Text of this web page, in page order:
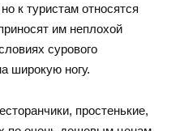
к туристам относятся
им неплохой
сурового
широкую ногу.
простенькие,